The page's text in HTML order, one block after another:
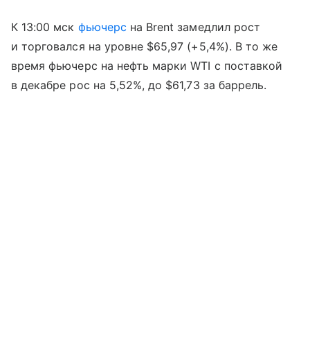
К 13:00 мск фьючерс на Brent замедлил рост
и торговался на уровне $65,97 (+5,4%). В то же
время фьючерс на нефть марки WTI с поставкой
в декабре рос на 5,52%, до $61,73 за баррель.